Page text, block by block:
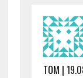
TOM |